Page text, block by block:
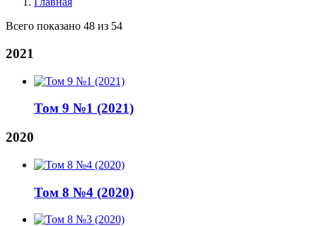
Строка
Всего показано 48 из 54
2021
Том 9 №1 (2021)
2020
Том 8 №4 (2020)